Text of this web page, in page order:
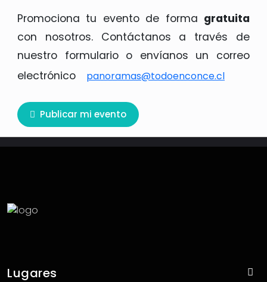
Promociona tu evento de forma gratuita
con nosotros. Contáctanos a través de
nuestro formulario o envíanos un correo
electrónico
panoramas@todoenconce.cl
Publicar mi evento
Lugares